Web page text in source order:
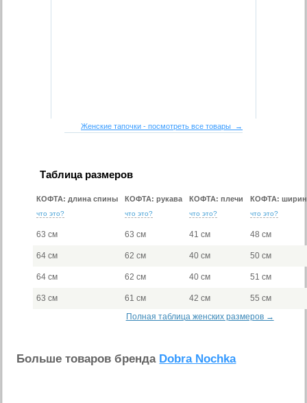
Женские тапочки - посмотреть все товары →
Таблица размеров
КОФТА: длина спины
что это?
КОФТА: рукава
что это?
КОФТА: плечи
что это?
КОФТА:
что это?
63 см 63 см 41 см 48 см
64 см 62 см 40 см 50 см
64 см 62 см 40 см 51 см
63 см 61 см 42 см
55 см
Полная таблица женских размеров →
Больше товаров бренда Dobra Nochka